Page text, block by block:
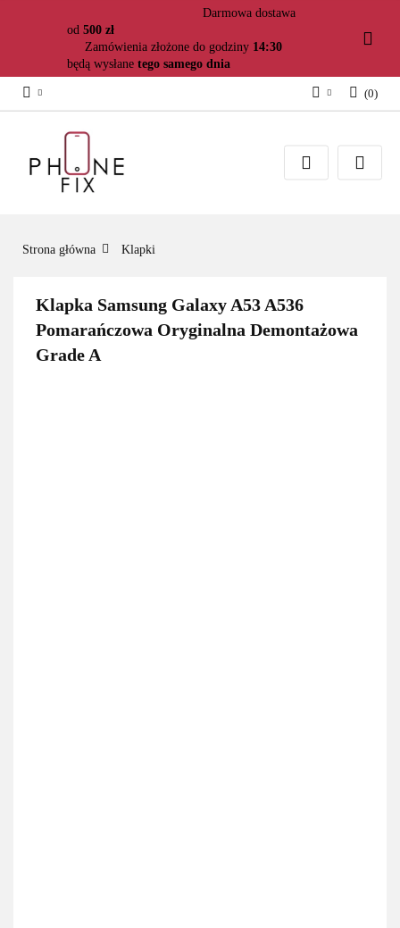
Darmowa dostawa
od 500 zł
Zamówienia złożone do godziny 14:30
będą wysłane tego samego dnia
Załóż konto
(0)
Strona główna Klapki
Klapka Samsung Galaxy A53 A536
Pomarańczowa Oryginalna Demontażowa
Grade A